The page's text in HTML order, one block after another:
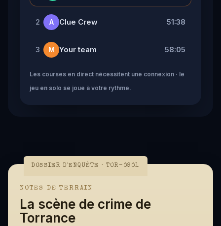
2 A Clue Crew 51:38
3 M Your team 58:05
Les courses en direct nécessitent une connexion · le
jeu en solo se joue à votre rythme.
DOSSIER D'ENQUÊTE · TOR-0901
NOTES DE TERRAIN
La scène de crime de
Torrance